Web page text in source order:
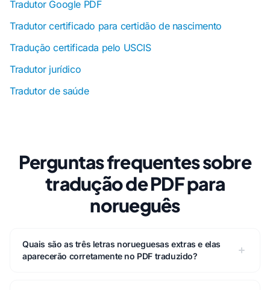
Tradutor Google PDF
Tradutor certificado para certidão de nascimento
Tradução certificada pelo USCIS
Tradutor jurídico
Tradutor de saúde
Perguntas frequentes sobre
tradução de PDF para
norueguês
Quais são as três letras norueguesas extras e elas
aparecerão corretamente no PDF traduzido?